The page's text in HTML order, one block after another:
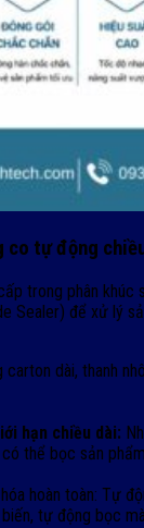
co tự động
trong phân khúc
Sealer) để xử lý
carton dài, thanh
hạn chiều dài:
thể bọc sản
hoàn toàn: Tự
tự động bọc